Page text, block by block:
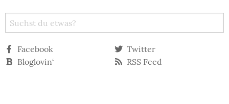
Facebook
Twitter
Bloglovin‘
RSS Feed